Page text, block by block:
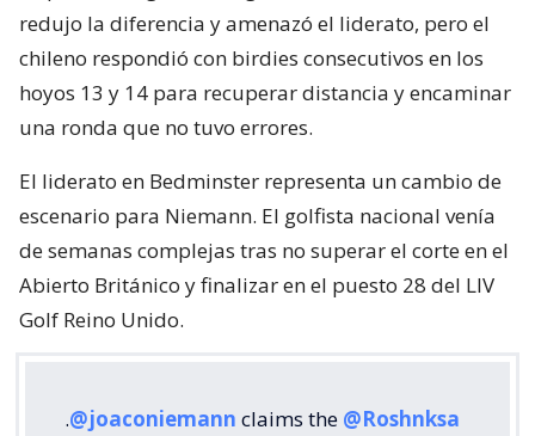
redujo la diferencia y amenazó el liderato, pero el
chileno respondió con birdies consecutivos en los
hoyos 13 y 14 para recuperar distancia y encaminar
una ronda que no tuvo errores.
El liderato en Bedminster representa un cambio de
escenario para Niemann. El golfista nacional venía
de semanas complejas tras no superar el corte en el
Abierto Británico y finalizar en el puesto 28 del LIV
Golf Reino Unido.
.@joaconiemann claims the @Roshnksa